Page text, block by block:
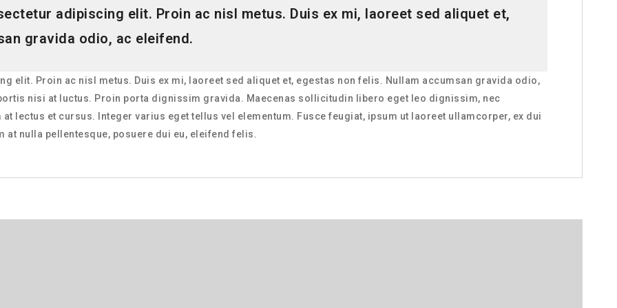
adipiscing elit. Proin ac nisl metus. Duis ex mi, laoreet sed aliquet et,
gravida odio, ac eleifend.
elit. Proin ac nisl metus. Duis ex mi, laoreet sed aliquet et, egestas non felis. Nullam accumsan gravida odio,
nisi at luctus. Proin porta dignissim gravida. Maecenas sollicitudin libero eget leo dignissim, nec
lectus et cursus. Integer varius eget tellus vel elementum. Fusce feugiat, ipsum ut laoreet ullamcorper, ex dui
nulla pellentesque, posuere dui eu, eleifend felis.